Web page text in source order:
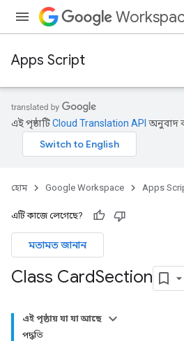
Apps Script
এই পৃষ্ঠাটিCloud Translation API অনুবাদ
হোম Google Workspace Apps
এটি কাজে লেগেছে?
মতামত জানান
Class CardSection
এই পৃষ্ঠায় যা যা আছে
পদ্ধতি